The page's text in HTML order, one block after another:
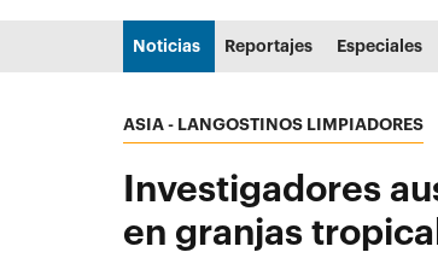
Noticias Reportajes Especiales
ASIA - LANGOSTINOS LIMPIADORES
Investigadores
en granjas